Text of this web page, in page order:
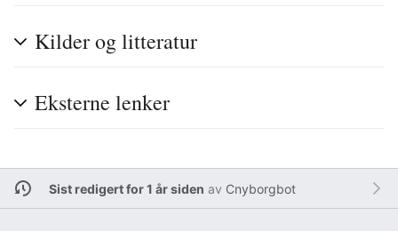
Kilder og litteratur
Eksterne lenker
Sist redigert for 1 år siden av Cnyborgbot